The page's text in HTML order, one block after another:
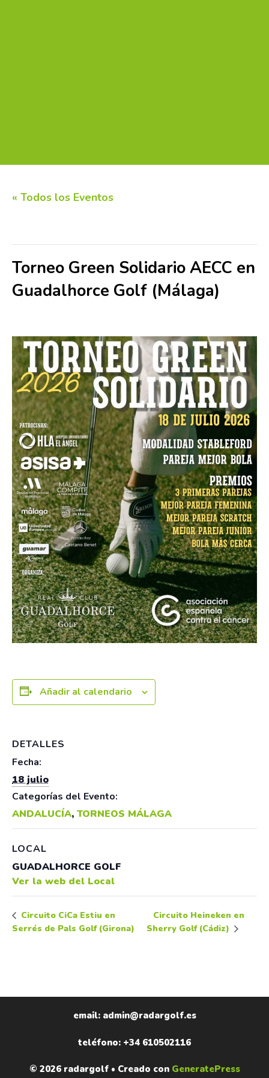
« Todos los Eventos
Torneo Green Solidario AECC en
Guadalhorce Golf (Málaga)
Añadir al calendario
DETALLES
Fecha:
18 julio
Categorías del Evento:
ANDALUCÍA, TORNEOS MÁLAGA
LOCAL
GUADALHORCE GOLF
Ver la web del Local
Circuito CiCa Estiu en
Serrés de Pals Golf (Girona)
Circuito Heineken en
Sherry Golf (Cádiz)
email: admin@radargolf.es
teléfono: +34 610502116
© 2026 radargolf• Creado con GeneratePress